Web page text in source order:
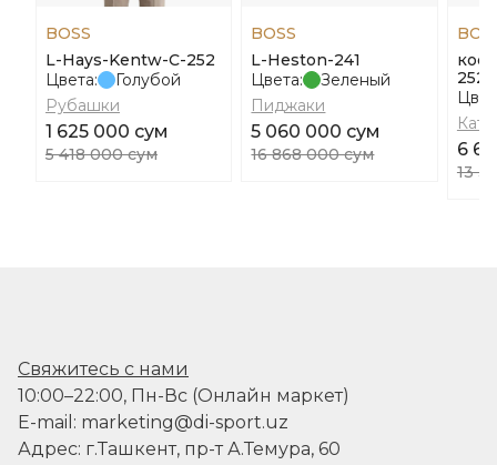
BOSS
L-Hays-Kentw-C-252
Цвета:
Голубой
Рубашки
1 625 000 сум
5 418 000 сум
BOSS
L-Heston-241
Цвета:
Зеленый
Пиджаки
5 060 000 сум
16 868 000 сум
252
6
13
Свяжитесь с нами
10:00–22:00, Пн-Вс (Онлайн маркет)
E-mail: marketing@di-sport.uz
Адрес: г.Ташкент, пр-т А.Темура, 60